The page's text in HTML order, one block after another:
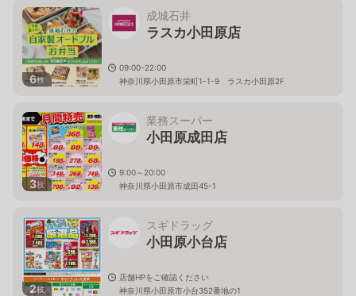
6枚
成城石井
ラスカ小田原店
09:00-22:00
神奈川県小田原市栄町1-1-9 ラスカ小田原2F
3枚
業務スーパー
小田原成田店
9:00～20:00
神奈川県小田原市成田45-1
2枚
スギドラッグ
小田原小台店
店舗HPをご確認ください
神奈川県小田原市小台352番地の1